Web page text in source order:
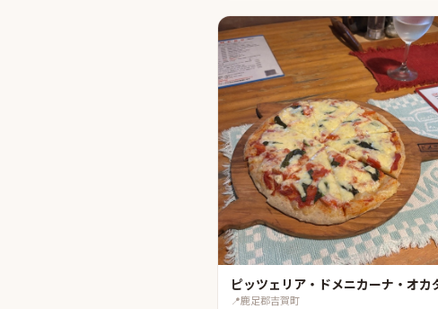
ピッツェリア・ドメニカーナ・オカ
📍鹿足郡吉賀町